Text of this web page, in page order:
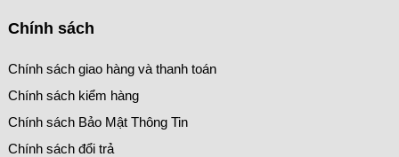
Chính sách
Chính sách giao hàng và thanh toán
Chính sách kiểm hàng
Chính sách Bảo Mật Thông Tin
Chính sách đổi trả